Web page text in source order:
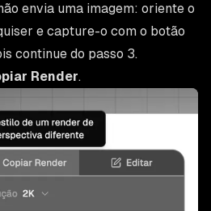
envia uma imagem: oriente o
e capture-o com o botão
continue do passo 3.
Render.